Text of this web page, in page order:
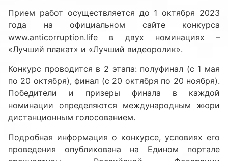
Прием работ осуществляется до 1 октября 2023
года на официальном сайте конкурса
www.anticorruption.life в двух номинациях –
«Лучший плакат» и «Лучший видеоролик».
Конкурс проводится в 2 этапа: полуфинал (с 1 мая
по 20 октября), финал (с 20 октября по 20 ноября).
Победители и призеры финала в каждой
номинации определяются международным жюри
дистанционным голосованием.
Подробная информация о конкурсе, условиях его
проведения опубликована на Едином портале